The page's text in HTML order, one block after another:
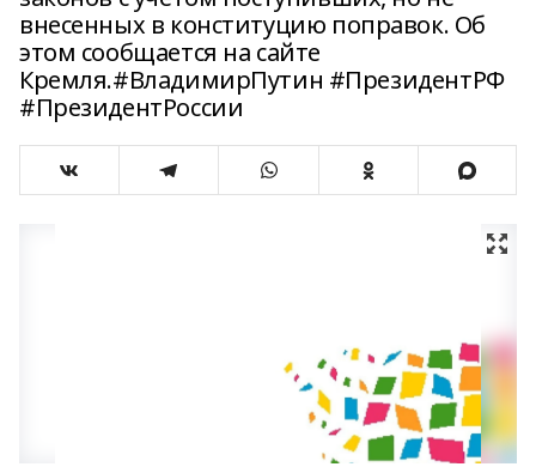
внесенных в конституцию поправок. Об
этом сообщается на сайте
Кремля.#ВладимирПутин #ПрезидентРФ
#ПрезидентРоссии